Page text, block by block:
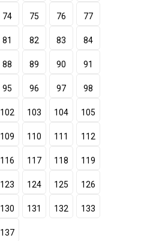
74 75 76 77
81 82 83 84
88 89 90 91
95 96 97 98
102 103 104 105
109 110 111 112
116 117 118 119
123 124 125 126
130 131 132 133
137